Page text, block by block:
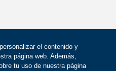
el contenido y
página web. Además,
tu uso de nuestra página